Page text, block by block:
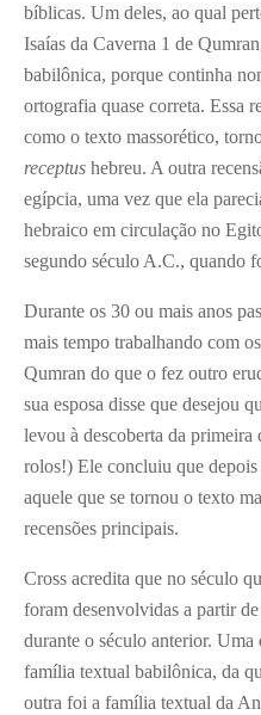
bíblicas. Um deles, ao qual
Isaías da Caverna 1 de
babilônica, porque continha
ortografia quase correta. Essa
como o texto massorético,
receptus hebreu. A outra
egípcia, uma vez que ela
hebraico em circulação no
segundo século A.C., quando
Durante os 30 ou mais anos
mais tempo trabalhando com
Qumran do que o fez outro
sua esposa disse que desejou
levou à descoberta da primeira
rolos!) Ele concluiu que depois
aquele que se tornou o texto
recensões principais.
Cross acredita que no século
foram desenvolvidas a partir
durante o século anterior. Uma
família textual babilônica, da
outra foi a família textual da